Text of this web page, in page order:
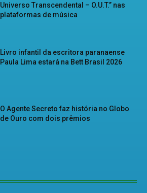
Universo Transcendental – O.U.T.” nas
plataformas de música
Livro infantil da escritora paranaense
Paula Lima estará na Bett Brasil 2026
O Agente Secreto faz história no Globo
de Ouro com dois prêmios